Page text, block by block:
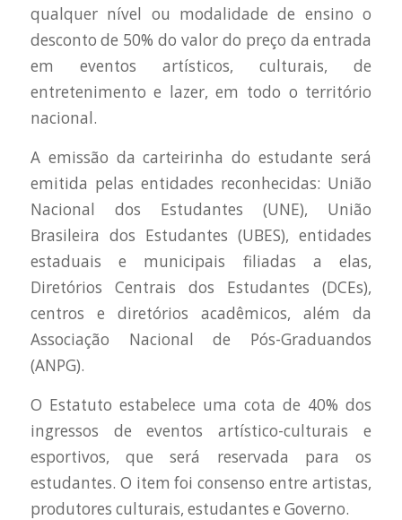
qualquer nível ou modalidade de ensino o
desconto de 50% do valor do preço da entrada
em eventos artísticos, culturais, de
entretenimento e lazer, em todo o território
nacional.
A emissão da carteirinha do estudante será
emitida pelas entidades reconhecidas: União
Nacional dos Estudantes (UNE), União
Brasileira dos Estudantes (UBES), entidades
estaduais e municipais filiadas a elas,
Diretórios Centrais dos Estudantes (DCEs),
centros e diretórios acadêmicos, além da
Associação Nacional de Pós-Graduandos
(ANPG).
O Estatuto estabelece uma cota de 40% dos
ingressos de eventos artístico-culturais e
esportivos, que será reservada para os
estudantes. O item foi consenso entre artistas,
produtores culturais, estudantes e Governo.